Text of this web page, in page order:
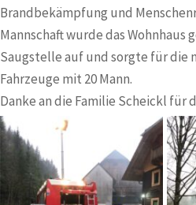
Brandbekämpfung und
Mannschaft wurde das Wohnhaus
Saugstelle auf und sorgte für die
Fahrzeuge mit 20 Mann.
Danke an die Familie Scheickl für